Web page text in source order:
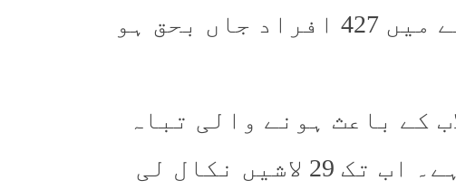
ایم اے) کی رپورٹ کے مطابق صوبے میں 427 افراد جاں بحق ہو
کے باعث ہونے والی تباہ
کاری کے بعد سرچ آپریشن جاری ہے۔ اب تک 29 لاشیں نکال لی